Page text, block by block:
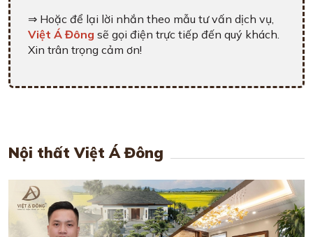
⇒ Hoặc để lại lời nhắn theo mẫu tư vấn dịch vụ,
Việt Á Đông sẽ gọi điện trực tiếp đến quý khách.
Xin trân trọng cảm ơn!
Nội thất Việt Á Đông